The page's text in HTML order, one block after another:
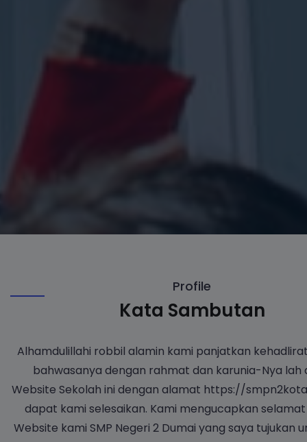
Profile
Kata Sambutan
Alhamdulillahi robbil alamin kami panjatkan
bahwasanya dengan rahmat dan karunia-Nya lah
Website Sekolah ini dengan alamat https://
dapat kami selesaikan. Kami mengucapkan
Website kami SMP Negeri 2 Dumai yang saya tujukan